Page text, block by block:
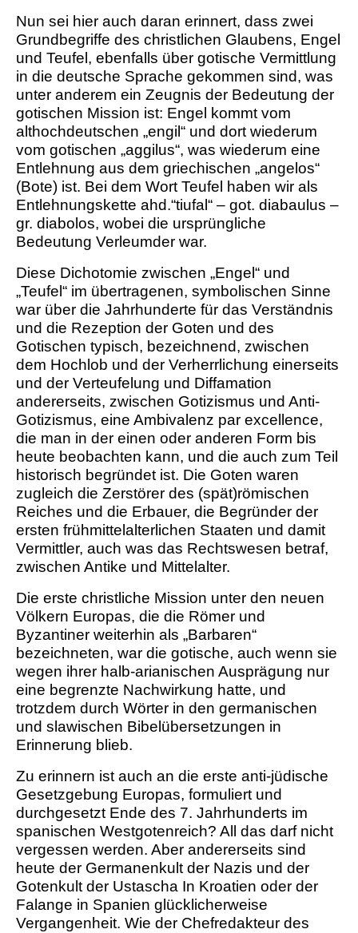
Nun sei hier auch daran erinnert, dass zwei
Grundbegriffe des christlichen Glaubens, Engel
und Teufel, ebenfalls über gotische Vermittlung
in die deutsche Sprache gekommen sind, was
unter anderem ein Zeugnis der Bedeutung der
gotischen Mission ist: Engel kommt vom
althochdeutschen „engil“ und dort wiederum
vom gotischen „aggilus“, was wiederum eine
Entlehnung aus dem griechischen „angelos“
(Bote) ist. Bei dem Wort Teufel haben wir als
Entlehnungskette ahd.“tiufal“ – got. diabaulus –
gr. diabolos, wobei die ursprüngliche
Bedeutung Verleumder war.
Diese Dichotomie zwischen „Engel“ und
„Teufel“ im übertragenen, symbolischen Sinne
war über die Jahrhunderte für das Verständnis
und die Rezeption der Goten und des
Gotischen typisch, bezeichnend, zwischen
dem Hochlob und der Verherrlichung einerseits
und der Verteufelung und Diffamation
andererseits, zwischen Gotizismus und Anti-
Gotizismus, eine Ambivalenz par excellence,
die man in der einen oder anderen Form bis
heute beobachten kann, und die auch zum Teil
historisch begründet ist. Die Goten waren
zugleich die Zerstörer des (spät)römischen
Reiches und die Erbauer, die Begründer der
ersten frühmittelalterlichen Staaten und damit
Vermittler, auch was das Rechtswesen betraf,
zwischen Antike und Mittelalter.
Die erste christliche Mission unter den neuen
Völkern Europas, die die Römer und
Byzantiner weiterhin als „Barbaren“
bezeichneten, war die gotische, auch wenn sie
wegen ihrer halb-arianischen Ausprägung nur
eine begrenzte Nachwirkung hatte, und
trotzdem durch Wörter in den germanischen
und slawischen Bibelübersetzungen in
Erinnerung blieb.
Zu erinnern ist auch an die erste anti-jüdische
Gesetzgebung Europas, formuliert und
durchgesetzt Ende des 7. Jahrhunderts im
spanischen Westgotenreich? All das darf nicht
vergessen werden. Aber andererseits sind
heute der Germanenkult der Nazis und der
Gotenkult der Ustascha In Kroatien oder der
Falange in Spanien glücklicherweise
Vergangenheit. Wie der Chefredakteur des